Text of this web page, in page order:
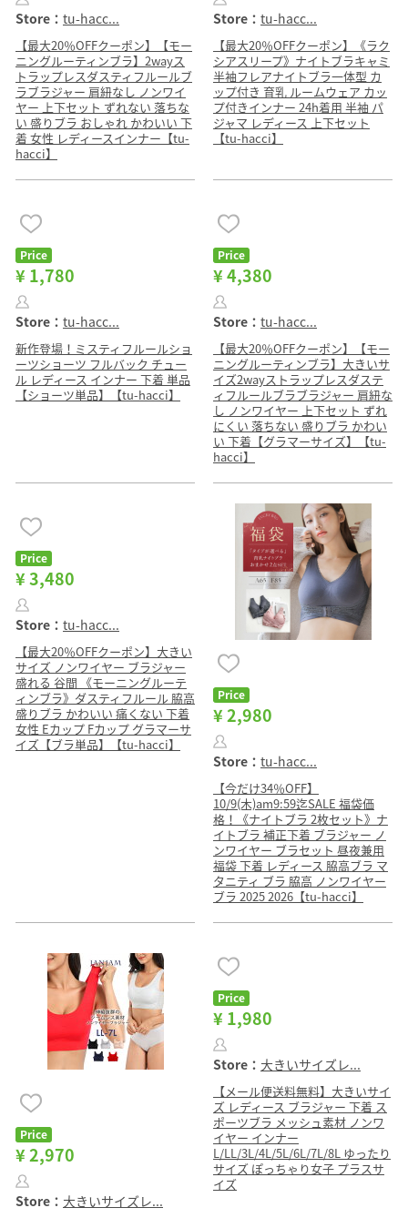
Store： tu-hacc...
【最大20％OFFクーポン】【モー
ニングルーティンブラ】2wayス
トラップレスダスティフルールブ
ラブラジャー 肩紐なし ノンワイ
ヤー 上下セット ずれない 落ちな
い 盛りブラ おしゃれ かわいい 下
着 女性 レディースインナー【tu-
hacci】
Store： tu-hacc...
【最大20％OFFクーポン】《ラク
シアスリープ》ナイトブラキャミ
半袖フレアナイトブラ一体型 カ
ップ付き 育乳 ルームウェア カッ
プ付きインナー 24h着用 半袖 パ
ジャマ レディース 上下セット
【tu-hacci】
Price
¥ 1,780
Store： tu-hacc...
新作登場！ミスティフルールショ
ーツショーツ フルバック チュー
ル レディース インナー 下着 単品
【ショーツ単品】【tu-hacci】
Price
¥ 4,380
Store： tu-hacc...
【最大20％OFFクーポン】【モー
ニングルーティンブラ】大きいサ
イズ2wayストラップレスダステ
ィフルールブラブラジャー 肩紐な
し ノンワイヤー 上下セット ずれ
にくい 落ちない 盛りブラ かわい
い 下着【グラマーサイズ】【tu-
hacci】
Price
¥ 3,480
Store： tu-hacc...
【最大20％OFFクーポン】大きい
サイズ ノンワイヤー ブラジャー
盛れる 谷間 《モーニングルーテ
ィンブラ》ダスティフルール 脇高
盛りブラ かわいい 痛くない 下着
女性 Eカップ Fカップ グラマーサ
イズ【ブラ単品】【tu-hacci】
Price
¥ 2,980
Store： tu-hacc...
【今だけ34％OFF】
10/9(木)am9:59迄SALE 福袋価
格！《ナイトブラ 2枚セット》ナ
イトブラ 補正下着 ブラジャー ノ
ンワイヤー ブラセット 昼夜兼用
福袋 下着 レディース 脇高ブラ マ
タニティ ブラ 脇高 ノンワイヤー
ブラ 2025 2026【tu-hacci】
Price
¥ 2,970
Store： 大きいサイズレ...
Price
¥ 1,980
Store： 大きいサイズレ...
【メール便送料無料】大きいサイ
ズ レディース ブラジャー 下着 ス
ポーツブラ メッシュ素材 ノンワ
イヤー インナー
L/LL/3L/4L/5L/6L/7L/8L ゆったり
サイズ ぽっちゃり女子 プラスサ
イズ